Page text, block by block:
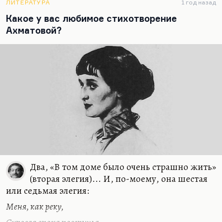
клюквы» (как называлась у него «Бродячая собака»
в «Егоре Обозове»)… Понимаете, Егор Обозов не
зря был влюблен в роковую женщину
Серебряного века,…
ЛИТЕРАТУРА 1 год назад
Какое у вас любимое стихотворение
Ахматовой?
Два, «В том доме было очень страшно жить»
(вторая элегия)... И, по-моему, она шестая
или седьмая элегия:
Меня, как реку,